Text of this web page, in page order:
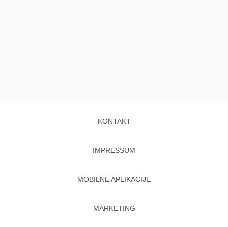
KONTAKT
IMPRESSUM
MOBILNE APLIKACIJE
MARKETING